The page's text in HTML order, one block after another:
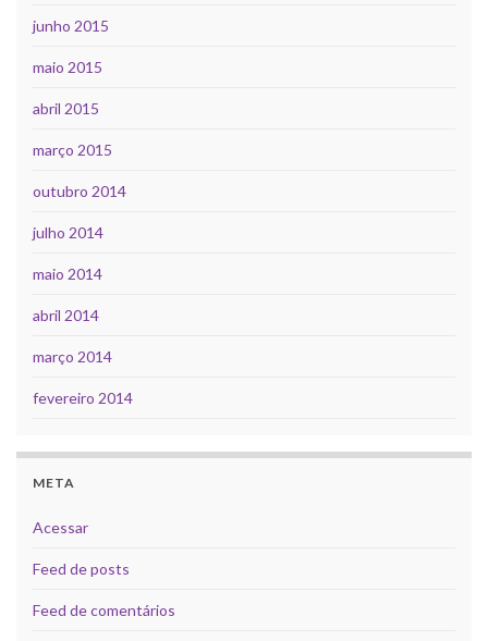
junho 2015
maio 2015
abril 2015
março 2015
outubro 2014
julho 2014
maio 2014
abril 2014
março 2014
fevereiro 2014
META
Acessar
Feed de posts
Feed de comentários